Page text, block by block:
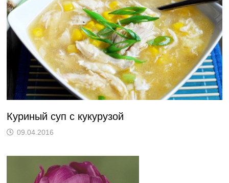
Куриный суп с кукурузой
09.04.2016